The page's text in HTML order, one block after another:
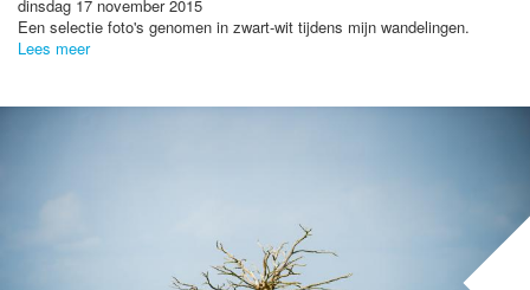
dinsdag 17 november 2015
Een selectie foto's genomen in zwart-wit tijdens mijn wandelingen.
Lees meer